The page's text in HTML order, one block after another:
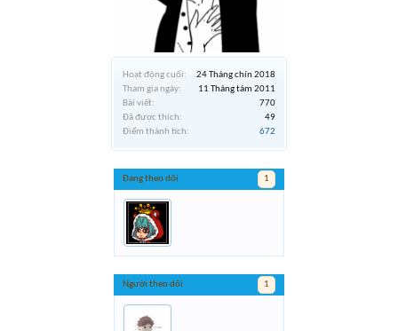
Hoạt động cuối:
24 Tháng chín 2018
Tham gia ngày:
11 Tháng tám 2011
Bài viết:
770
Đã được thích:
49
Điểm thành tích:
672
Đang theo dõi 1
Người theo dõi 1